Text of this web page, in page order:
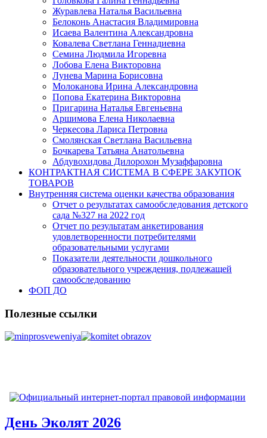
Журавлева Наталья Васильевна
Белоконь Анастасия Владимировна
Исаева Валентина Александровна
Ковалева Светлана Геннадиевна
Семина Людмила Игоревна
Лобова Елена Викторовна
Лунева Марина Борисовна
Молоканова Ирина Александровна
Попова Екатерина Викторовна
Пригарина Наталья Евгеньевна
Аршимова Елена Николаевна
Черкесова Лариса Петровна
Смолянская Светлана Васильевна
Бочкарева Татьяна Анатольевна
Абдувохидова Дилорохон Музаффаровна
КОНТРАКТНАЯ СИСТЕМА В СФЕРЕ ЗАКУПОК
ТОВАРОВ
Внутренняя система оценки качества образования
Отчет о результатах самообследования детского
сада №327 на 2022 год
Отчет по результатам анкетирования
удовлетворенности потребителями
образовательными услугами
Показатели деятельности дошкольного
образовательного учреждения, подлежащей
самообследованию
ФОП ДО
Полезные ссылки
День Эколят 2026